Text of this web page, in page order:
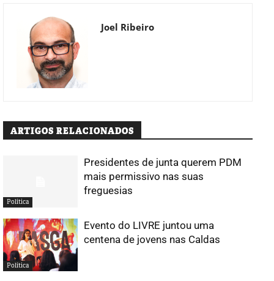
Joel Ribeiro
ARTIGOS RELACIONADOS
Política
Presidentes de junta querem PDM
mais permissivo nas suas
freguesias
Política
Evento do LIVRE juntou uma
centena de jovens nas Caldas